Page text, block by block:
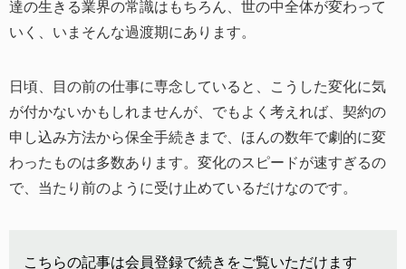
達の生きる業界の常識はもちろん、世の中全体が変わって
いく、いまそんな過渡期にあります。
日頃、目の前の仕事に専念していると、こうした変化に気
が付かないかもしれませんが、でもよく考えれば、契約の
申し込み方法から保全手続きまで、ほんの数年で劇的に変
わったものは多数あります。変化のスピードが速すぎるの
で、当たり前のように受け止めているだけなのです。
こちらの記事は会員登録で続きをご覧いただけます